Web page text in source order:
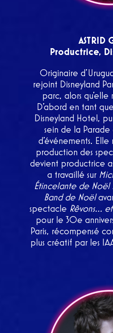
ASTRID
Productrice,
Originaire d’
rejoint Disneyland
parc, alors qu’elle
D’abord en tant
Disneyland Hotel,
sein de la
d’événements.
production des
devient productrice
a travaillé sur
Étincelante de Noël
Band de Noël
spectacle Rêvons…
pour le 30e
Paris, récompensé
plus créatif par les